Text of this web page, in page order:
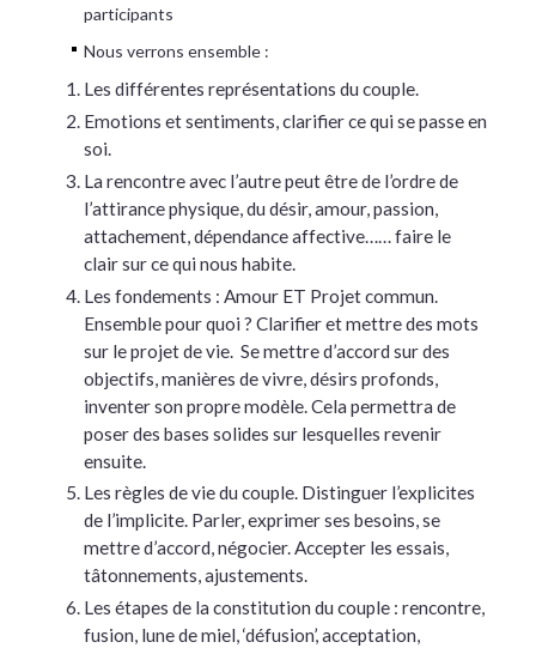
participants
Nous verrons ensemble :
Les différentes représentations du couple.
Emotions et sentiments, clarifier ce qui se passe en
soi.
La rencontre avec l’autre peut être de l’ordre de
l’attirance physique, du désir, amour, passion,
attachement, dépendance affective…… faire le
clair sur ce qui nous habite.
Les fondements : Amour ET Projet commun.
Ensemble pour quoi ? Clarifier et mettre des mots
sur le projet de vie. Se mettre d’accord sur des
objectifs, manières de vivre, désirs profonds,
inventer son propre modèle. Cela permettra de
poser des bases solides sur lesquelles revenir
ensuite.
Les règles de vie du couple. Distinguer l’explicites
de l’implicite. Parler, exprimer ses besoins, se
mettre d’accord, négocier. Accepter les essais,
tâtonnements, ajustements.
Les étapes de la constitution du couple : rencontre,
fusion, lune de miel, ‘défusion’, acceptation,